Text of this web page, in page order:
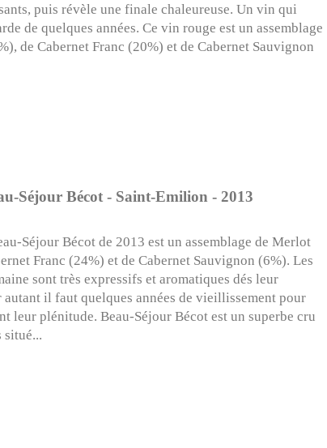
puis révèle une finale chaleureuse. Un vin qui
de quelques années. Ce vin rouge est un assemblage
de Cabernet Franc (20%) et de Cabernet Sauvignon
Séjour Bécot - Saint-Emilion - 2013
Séjour Bécot de 2013 est un assemblage de Merlot
Franc (24%) et de Cabernet Sauvignon (6%). Les
sont très expressifs et aromatiques dés leur
autant il faut quelques années de vieillissement pour
leur plénitude. Beau-Séjour Bécot est un superbe cru
situé...